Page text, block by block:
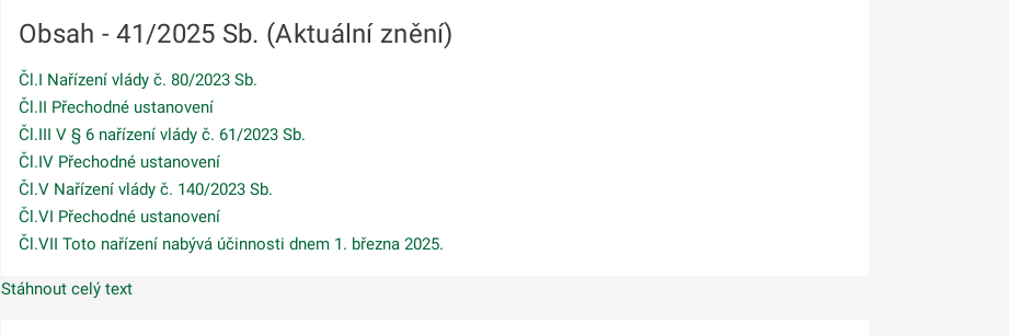
Obsah - 41/2025 Sb. (Aktuální znění)
Čl.I Nařízení vlády č. 80/2023 Sb.
Čl.II Přechodné ustanovení
Čl.III V § 6 nařízení vlády č. 61/2023 Sb.
Čl.IV Přechodné ustanovení
Čl.V Nařízení vlády č. 140/2023 Sb.
Čl.VI Přechodné ustanovení
Čl.VII Toto nařízení nabývá účinnosti dnem 1. března 2025.
Stáhnout celý text